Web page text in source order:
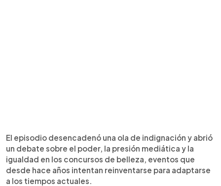
El episodio desencadenó una ola de indignación y abrió
un debate sobre el poder, la presión mediática y la
igualdad en los concursos de belleza, eventos que
desde hace años intentan reinventarse para adaptarse
a los tiempos actuales.